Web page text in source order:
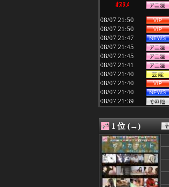
ｵﾇﾇﾒ
08/07 21:50
08/07 21:50
08/07 21:47
08/07 21:45
08/07 21:45
08/07 21:41
08/07 21:40
08/07 21:40
08/07 21:40
08/07 21:39
08/07 21:35
08/07 21:35
08/07 21:35
08/07 21:35
08/07 21:35
08/07 21:34
08/07 21:33
08/07 21:31
1 位 (→)